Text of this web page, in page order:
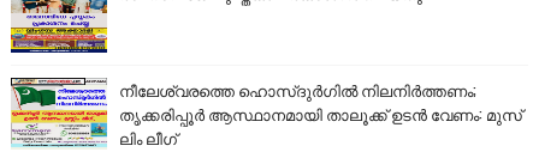
നീലേശ്വരത്തെ ഹൊസ്ദുർഗിൽ നിലനിർത്തണം;
തൃക്കരിപ്പൂർ ആസ്ഥാനമായി താലൂക്ക് ഉടൻ വേണം: മുസ്
ലിം ലീഗ്